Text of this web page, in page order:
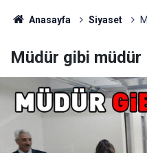
Anasayfa Siyaset
Müdür gibi müdür